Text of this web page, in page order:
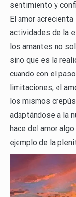
sentimiento y
El amor
actividades de la
los amantes no
sino que es la
cuando con el
limitaciones, el
los mismos
adaptándose a la
hace del amor
ejemplo de la